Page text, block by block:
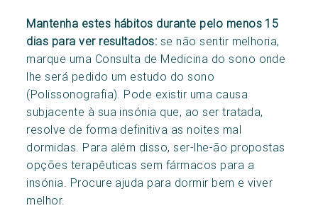
Mantenha estes hábitos durante pelo menos 15
dias para ver resultados: se não sentir melhoria,
marque uma Consulta de Medicina do sono onde
lhe será pedido um estudo do sono
(Polissonografia). Pode existir uma causa
subjacente à sua insónia que, ao ser tratada,
resolve de forma definitiva as noites mal
dormidas. Para além disso, ser-lhe-ão propostas
opções terapêuticas sem fármacos para a
insónia. Procure ajuda para dormir bem e viver
melhor.